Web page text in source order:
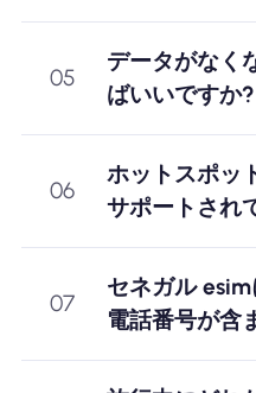
05
データがなく
ばいいですか?
06
ホットスポッ
サポートされ
07
セネガル
電話番号が含